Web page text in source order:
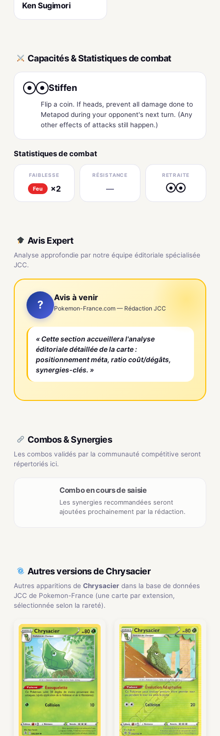
Ken Sugimori
Capacités & Statistiques de combat
● ● Stiffen
Flip a coin. If heads, prevent all damage done to
Metapod during your opponent's next turn. (Any
other effects of attacks still happen.)
Statistiques de combat
FAIBLESSE
Feu ×2
RÉSISTANCE
—
RETRAITE
● ●
Avis Expert
Analyse approfondie par notre équipe éditoriale spécialisée
JCC.
?
Avis à venir
Pokemon-France.com — Rédaction JCC
« Cette section accueillera l'analyse
éditoriale détaillée de la carte :
positionnement méta, ratio coût/dégâts,
synergies-clés. »
Combos & Synergies
Les combos validés par la communauté compétitive seront
répertoriés ici.
Combo en cours de saisie
Les synergies recommandées seront
ajoutées prochainement par la rédaction.
Autres versions de Chrysacier
Autres apparitions de Chrysacier dans la base de données
JCC de Pokemon-France (une carte par extension,
sélectionnée selon la rareté).